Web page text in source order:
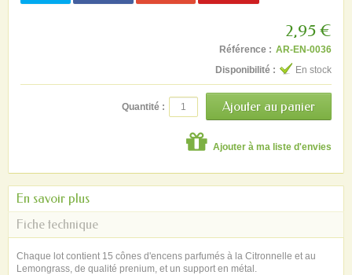
2,95 €
Référence : AR-EN-0036
Disponibilité :
En stock
Quantité :
Ajouter à ma liste d'envies
En savoir plus
Fiche technique
Chaque lot contient 15 cônes d'encens parfumés à la Citronnelle et au
Lemongrass, de qualité prenium, et un support en métal.